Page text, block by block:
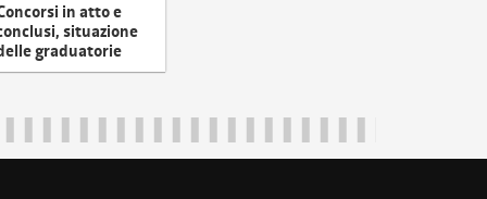
in atto e
situazione
graduatorie